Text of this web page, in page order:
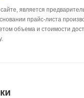
является
прайс-листа
объема и стоимости